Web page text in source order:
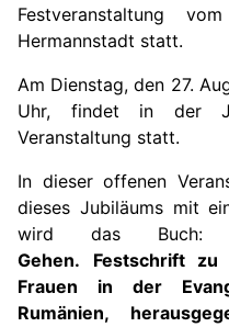
Festveranstaltung
Hermannstadt statt.
Am Dienstag, den 27.
Uhr, findet in der
Veranstaltung statt.
In dieser offenen
dieses Jubiläums mit
wird das Buch:
Gehen. Festschrift
Frauen in der
Rumänien,